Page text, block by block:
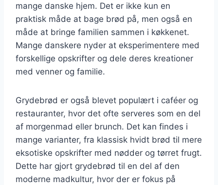
mange danske hjem. Det er ikke kun en
praktisk måde at bage brød på, men også en
måde at bringe familien sammen i køkkenet.
Mange danskere nyder at eksperimentere med
forskellige opskrifter og dele deres kreationer
med venner og familie.
Grydebrød er også blevet populært i caféer og
restauranter, hvor det ofte serveres som en del
af morgenmad eller brunch. Det kan findes i
mange varianter, fra klassisk hvidt brød til mere
eksotiske opskrifter med nødder og tørret frugt.
Dette har gjort grydebrød til en del af den
moderne madkultur, hvor der er fokus på